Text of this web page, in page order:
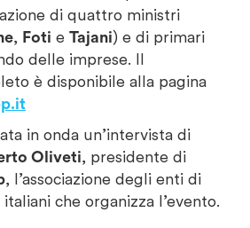
di quattro ministri
, Foti e Tajani) e di primari
delle imprese. Il
è disponibile alla pagina
in onda un’intervista di
Oliveti, presidente di
, l’associazione degli enti di
che organizza l’evento.